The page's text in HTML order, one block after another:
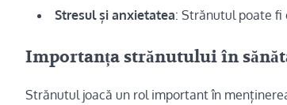
Stresul și anxietatea: Strănutul poate fi
Importanța strănutului în
Strănutul joacă un rol important în